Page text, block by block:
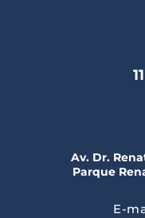
Av. Dr.
Parque
E-